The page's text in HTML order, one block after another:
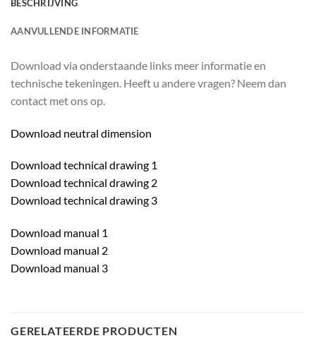
BESCHRIJVING
AANVULLENDE INFORMATIE
Download via onderstaande links meer informatie en
technische tekeningen. Heeft u andere vragen? Neem dan
contact met ons op.
Download neutral dimension
Download technical drawing 1
Download technical drawing 2
Download technical drawing 3
Download manual 1
Download manual 2
Download manual 3
GERELATEERDE PRODUCTEN